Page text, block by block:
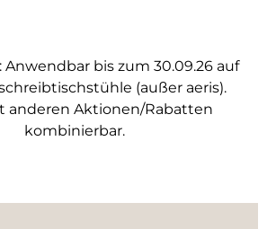
Anwendbar bis zum 30.09.26 auf
(außer aeris).
anderen Aktionen/Rabatten
kombinierbar.